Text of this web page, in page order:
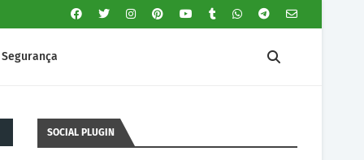
Segurança
SOCIAL PLUGIN